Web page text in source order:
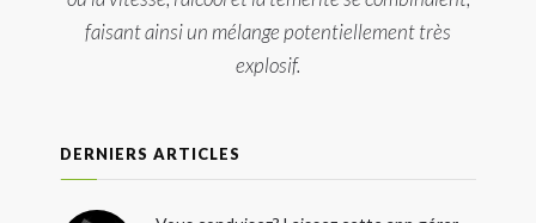
faisant ainsi un mélange potentiellement très
explosif.
DERNIERS ARTICLES